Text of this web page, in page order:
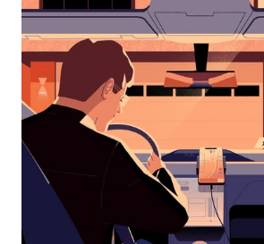
작
면
아
래
화
살
표
러